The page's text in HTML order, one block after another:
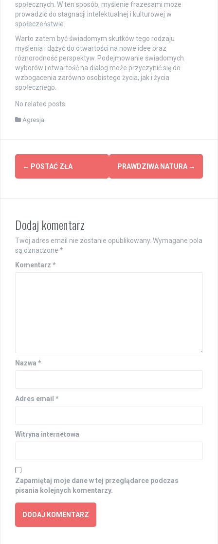
społecznych. W ten sposób, myślenie frazesami może
prowadzić do stagnacji intelektualnej i kulturowej w
społeczeństwie.
Warto zatem być świadomym skutków tego rodzaju
myślenia i dążyć do otwartości na nowe idee oraz
różnorodność perspektyw. Podejmowanie świadomych
wyborów i otwartość na dialog może przyczynić się do
wzbogacenia zarówno osobistego życia, jak i życia
społecznego.
No related posts.
Agresja
Post
navigation
← POSTAĆ ZŁA PRAWDZIWA NATURA →
Dodaj komentarz
Twój adres email nie zostanie opublikowany. Wymagane pola
są oznaczone *
Komentarz *
Nazwa *
Adres email *
Witryna internetowa
Zapamiętaj moje dane w tej przeglądarce podczas
pisania kolejnych komentarzy.